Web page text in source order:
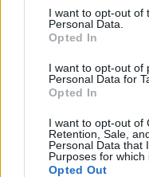
consent section.
I want to opt-out of
Personal Data.
Opted In
I want to opt-out of
Personal Data for
Opted In
I want to opt-out of
Retention, Sale,
Personal Data that
Purposes for which
Opted Out